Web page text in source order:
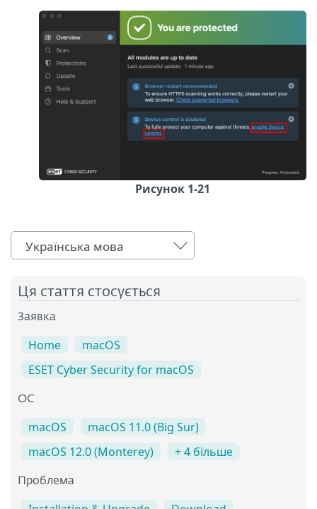
Рисунок 1-21
Українська мова
Ця стаття стосується
Заявка
Home
macOS
ESET Cyber Security for macOS
ОС
macOS
macOS 11.0 (Big Sur)
macOS 12.0 (Monterey)
+ 4 більше
Проблема